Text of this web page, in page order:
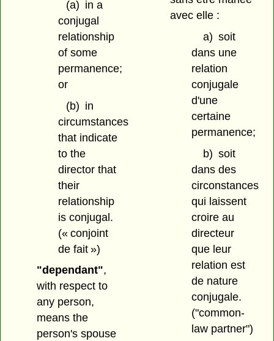
(a) in a
conjugal
relationship
of some
permanence;
or
(b) in
circumstances
that indicate
to the
director that
their
relationship
is conjugal.
(« conjoint
de fait »)
"dependant",
with respect to
any person,
means the
person's spouse
avec elle :
a) soit
dans une
relation
conjugale
d'une
certaine
permanence;
b) soit
dans des
circonstances
qui laissent
croire au
directeur
que leur
relation est
de nature
conjugale.
("common-
law partner")